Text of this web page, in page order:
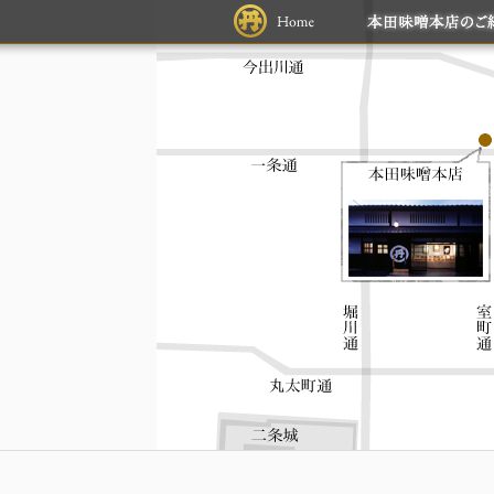
本田味噌本店ご紹